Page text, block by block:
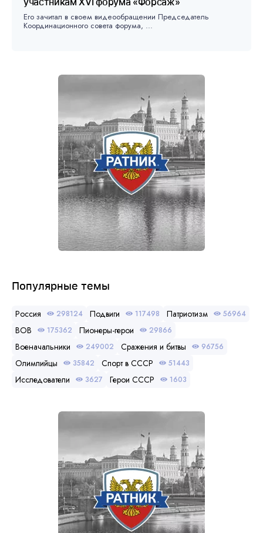
Его зачитал в своем видеообращении Председатель
Координационного совета форума, ...
Популярные темы
Россия 298124 Подвиги 117498 Патриотизм 56964
ВОВ 175362 Пионеры-герои 29866
Военачальники 249002 Сражения и битвы 96756
Олимпийцы 35842 Спорт в СССР 51443
Исследователи 3627 Герои СССР 1603